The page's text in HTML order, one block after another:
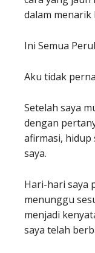
dalam menarik
Ini Semua
Aku tidak
Setelah saya
dengan
afirmasi, hidup
saya.
Hari-hari saya
menunggu
menjadi
saya telah